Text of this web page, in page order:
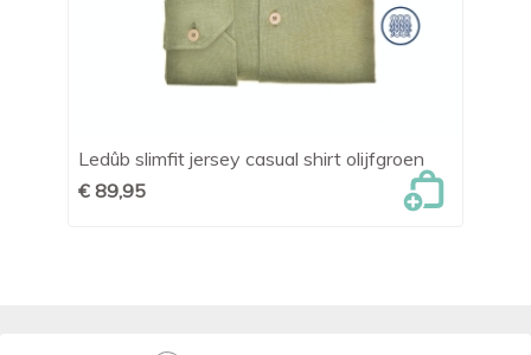
Ledûb slimfit jersey casual shirt olijfgroen
€ 89,95